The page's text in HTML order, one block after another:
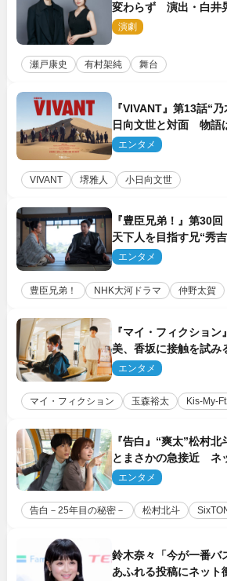
変わらず 演出・白井
胸に舞台『キュー』に
演劇
瀬戸康史 有村架純 舞台
『VIVANT』第13話“
日向文世と対面 物語
エンタメ
VIVANT 堺雅人 小日向文世
『豊臣兄弟！』第30回
天下人を目指す兄“秀
議”へ
エンタメ
豊臣兄弟！ NHK大河ドラマ 仲野太賀
『マイ・フィクショ
美、香坂に接触を試み
エンタメ
マイ・フィクション 玉森裕太
『告白』“爽太”松村北
とまさかの急接近 ネ
は」「いいの!?」（ネ
エンタメ
告白－25年目の秘密－ 松村北斗
鈴木奈々「今が一番
あふれる投稿にネット